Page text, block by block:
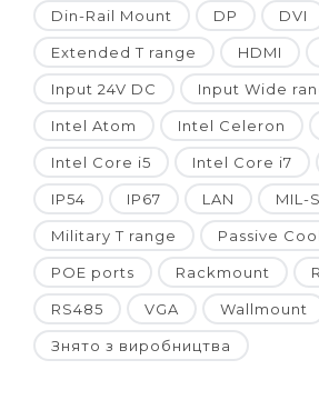
Din-Rail Mount DP DVI
Extended T range HDMI
Input 24V DC Input Wide
Intel Atom Intel Celeron
Intel Core i5 Intel Core i7
IP54 IP67 LAN MIL-
Military T range Passive
POE ports Rackmount
RS485 VGA Wallmount
Знято з виробництва